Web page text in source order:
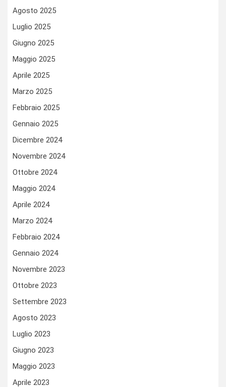
Agosto 2025
Luglio 2025
Giugno 2025
Maggio 2025
Aprile 2025
Marzo 2025
Febbraio 2025
Gennaio 2025
Dicembre 2024
Novembre 2024
Ottobre 2024
Maggio 2024
Aprile 2024
Marzo 2024
Febbraio 2024
Gennaio 2024
Novembre 2023
Ottobre 2023
Settembre 2023
Agosto 2023
Luglio 2023
Giugno 2023
Maggio 2023
Aprile 2023